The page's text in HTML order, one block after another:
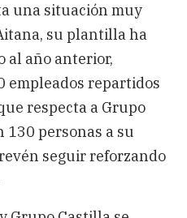
una situación muy
su plantilla ha
al año anterior,
empleados repartidos
respecta a Grupo
130 personas a su
seguir reforzando